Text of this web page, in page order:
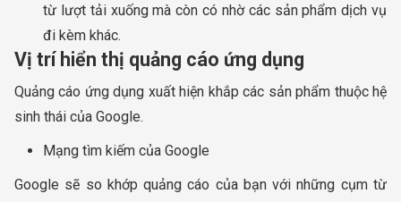
từ lượt tải xuống mà còn có nhờ các sản phẩm dịch vụ
đi kèm khác.
Vị trí hiển thị quảng cáo ứng dụng
Quảng cáo ứng dụng xuất hiện khắp các sản phẩm thuộc hệ
sinh thái của Google.
Mạng tìm kiếm của Google
Google sẽ so khớp quảng cáo của bạn với những cụm từ